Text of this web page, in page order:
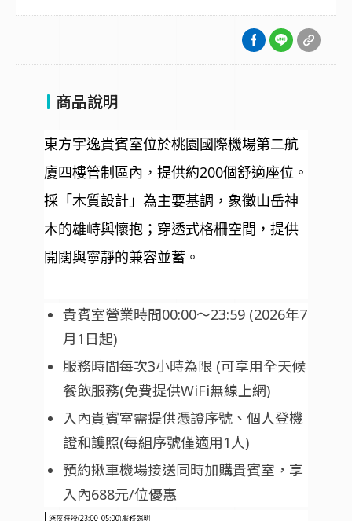
商品說明
東方宇逸貴賓室位於桃園國際機場第二航
廈四樓管制區內，提供約200個舒適座位。
採「木質設計」為主要基調，象徵山岳神
木的雄峙與懷抱；穿透式格柵空間，提供
開闊與寧靜的兼容並蓄。
貴賓室營業時間00:00～23:59 (2026年7
月1日起)
服務時間每次3小時為限 (可享用全天候
餐飲服務(免費提供WiFi無線上網)
入內貴賓室需提供憑證序號、個人登機
證和護照(每組序號僅適用1人)
預約揪車機場接送同時加購貴賓室，享
入內688元/位優惠